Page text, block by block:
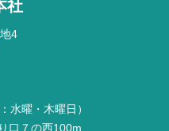
社
4
水曜・木曜日）
口７の西100m